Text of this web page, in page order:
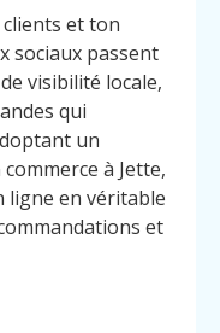
et ton
sociaux passent
visibilité locale,
qui
un
à Jette,
ligne en véritable
et